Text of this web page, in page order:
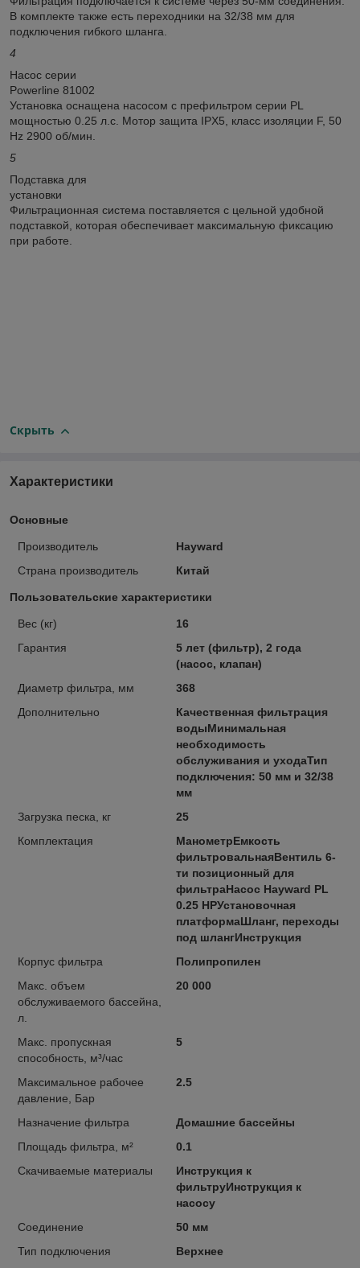
В комплекте также есть переходники на 32/38 мм для
подключения гибкого шланга.
4
Насос серии
Powerline 81002
Установка оснащена насосом с префильтром серии PL
мощностью 0.25 л.с. Мотор защита IPX5, класс изоляции F, 50
Hz 2900 об/мин.
5
Подставка для
установки
Фильтрационная система поставляется с цельной удобной
подставкой, которая обеспечивает максимальную фиксацию
при работе.
Скрыть
Характеристики
Основные
Производитель
Hayward
Страна производитель
Китай
Пользовательские характеристики
Вес (кг)
16
Гарантия
5 лет (фильтр), 2 года
(насос, клапан)
Диаметр фильтра, мм
368
Дополнительно
Качественная фильтрация
водыМинимальная
необходимость
обслуживания и уходаТип
подключения: 50 мм и 32/38
мм
Загрузка песка, кг
25
Комплектация
МанометрЕмкость
фильтровальнаяВентиль 6-
ти позиционный для
фильтраНасос Hayward PL
0.25 HPУстановочная
платформаШланг, переходы
под шлангИнструкция
Корпус фильтра
Полипропилен
Макс. объем
обслуживаемого бассейна,
л.
20 000
Макс. пропускная
способность, м³/час
5
Максимальное рабочее
давление, Бар
2.5
Назначение фильтра
Домашние бассейны
Площадь фильтра, м²
0.1
Скачиваемые материалы
Инструкция к
фильтруИнструкция к
насосу
Соединение
50 мм
Тип подключения
Верхнее